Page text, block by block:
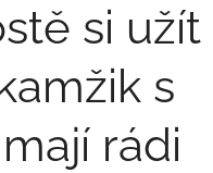
si užít
s
rádi